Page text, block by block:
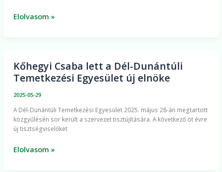
lesz
Elolvasom »
Kőhegyi Csaba lett a Dél-Dunántúli
Temetkezési Egyesület új elnöke
2025-05-29
A Dél-Dunántúli Temetkezési Egyesület 2025. május 28-án megtartott
közgyűlésén sor került a szervezet tisztújítására. A következő öt évre
új tisztségviselőket
Kőhegyi
Csaba
Dél-
Dunántúli
Egyesület
Elolvasom »